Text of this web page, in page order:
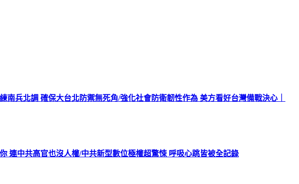
兵北調 確保大台北防禦無死角/強化社會防衛韌性作為 美方看好台灣備戰決心｜
連中共高官也沒人權/中共新型數位極權超驚悚 呼吸心跳皆被全記錄